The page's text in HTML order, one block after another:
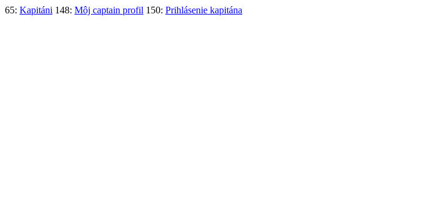
65: Kapitáni 148: Môj captain profil 150: Prihlásenie kapitána